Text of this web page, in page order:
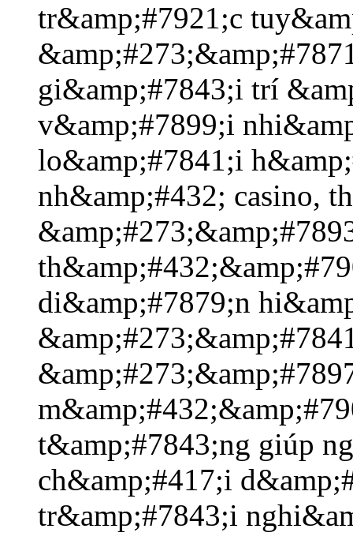
tr&amp;#7921;c
gi&amp;#7843;i trí
v&amp;#7899;i
lo&amp;#7841;i
nh&amp;#432; casino,
di&amp;#7879;n
t&amp;#7843;ng giúp
ch&amp;#417;i
tr&amp;#7843;i